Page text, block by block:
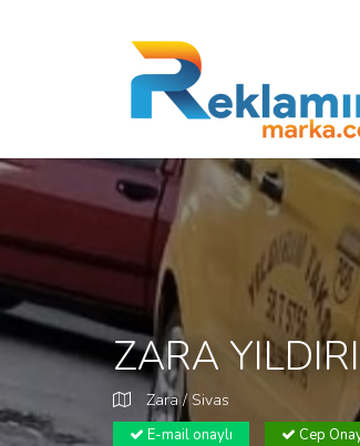
ZARA
Zara / Sivas
E-mail onaylı Cep